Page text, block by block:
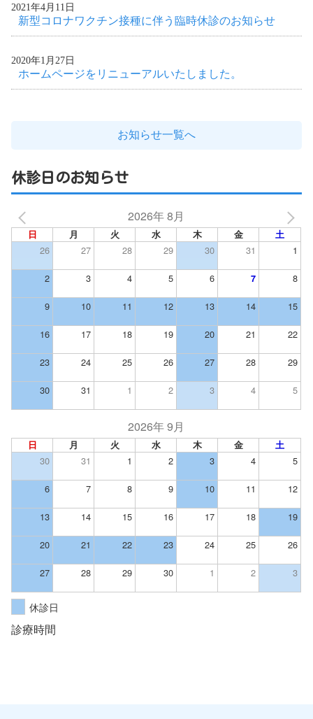
2021年4月11日
新型コロナワクチン接種に伴う臨時休診のお知らせ
2020年1月27日
ホームページをリニューアルいたしました。
お知らせ一覧へ
休診日のお知らせ
2026年 8月
日 月 火 水 木 金 土
26 27 28 29 30 31 1
2 3 4 5 6 7 8
9 10 11 12 13 14 15
16 17 18 19 20 21 22
23 24 25 26 27 28 29
30 31 1 2 3 4 5
2026年 9月
日 月 火 水 木 金 土
30 31 1 2 3 4 5
6 7 8 9 10 11 12
13 14 15 16 17 18 19
20 21 22 23 24 25 26
27 28 29 30 1 2 3
休診日
診療時間